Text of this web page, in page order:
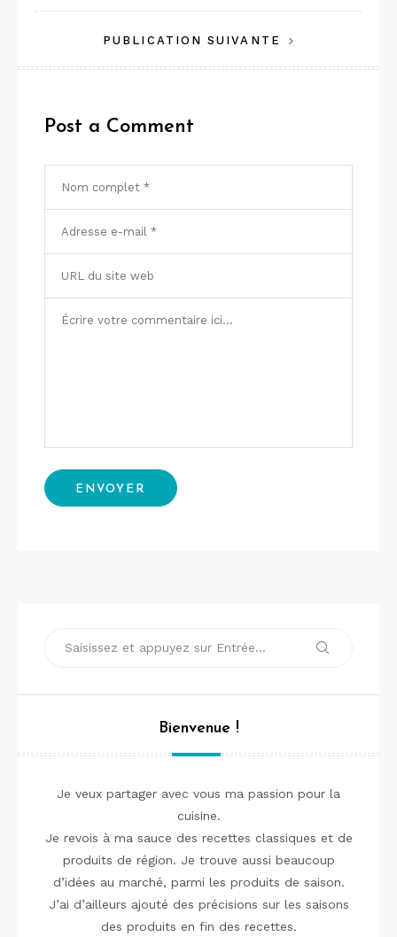
de
l’articlePUBLICATION SUIVANTE
Post a Comment
Bienvenue !
Je veux partager avec vous ma passion pour la
cuisine.
Je revois à ma sauce des recettes classiques et de
produits de région. Je trouve aussi beaucoup
d’idées au marché, parmi les produits de saison.
J’ai d’ailleurs ajouté des précisions sur les saisons
des produits en fin des recettes.